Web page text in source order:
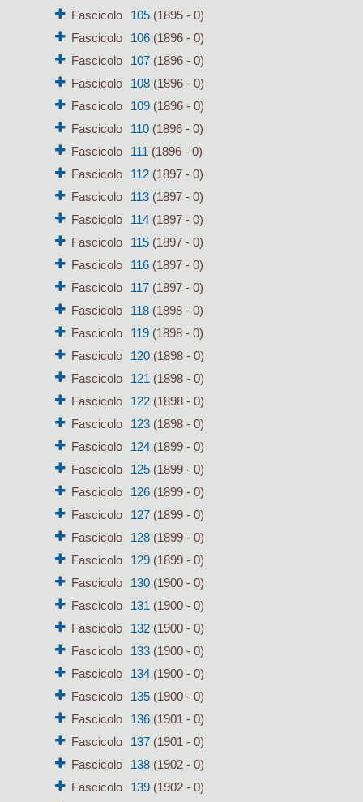
Fascicolo
105(1895 - 0)
Fascicolo
106(1896 - 0)
Fascicolo
107(1896 - 0)
Fascicolo
108(1896 - 0)
Fascicolo
109(1896 - 0)
Fascicolo
110(1896 - 0)
Fascicolo
111 (1896 - 0)
Fascicolo
112(1897 - 0)
Fascicolo
113(1897 - 0)
Fascicolo
114(1897 - 0)
Fascicolo
115(1897 - 0)
Fascicolo
116(1897 - 0)
Fascicolo
117(1897 - 0)
Fascicolo
118(1898 - 0)
Fascicolo
119(1898 - 0)
Fascicolo
120(1898 - 0)
Fascicolo
121 (1898 - 0)
Fascicolo
122(1898 - 0)
Fascicolo
123(1898 - 0)
Fascicolo
124(1899 - 0)
Fascicolo
125(1899 - 0)
Fascicolo
126(1899 - 0)
Fascicolo
127(1899 - 0)
Fascicolo
128(1899 - 0)
Fascicolo
129(1899 - 0)
Fascicolo
130(1900 - 0)
Fascicolo
131 (1900 - 0)
Fascicolo
132(1900 - 0)
Fascicolo
133(1900 - 0)
Fascicolo
134(1900 - 0)
Fascicolo
135(1900 - 0)
Fascicolo
136(1901 - 0)
Fascicolo
137(1901 - 0)
Fascicolo
138(1902 - 0)
Fascicolo
139(1902 - 0)